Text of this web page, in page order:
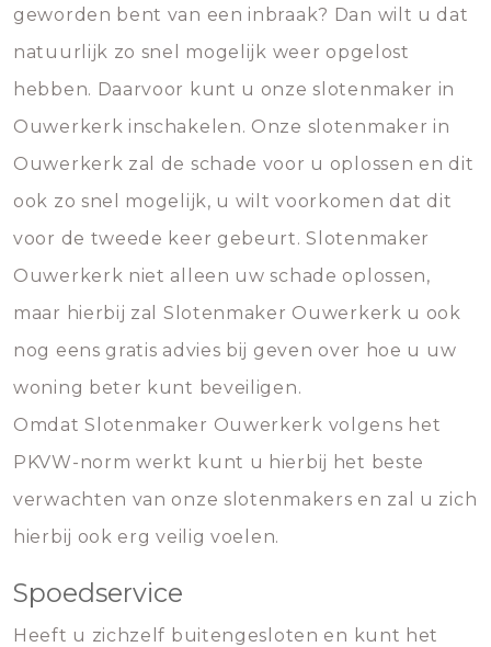
geworden bent van een inbraak? Dan wilt u dat
natuurlijk zo snel mogelijk weer opgelost
hebben. Daarvoor kunt u onze slotenmaker in
Ouwerkerk inschakelen. Onze slotenmaker in
Ouwerkerk zal de schade voor u oplossen en dit
ook zo snel mogelijk, u wilt voorkomen dat dit
voor de tweede keer gebeurt. Slotenmaker
Ouwerkerk niet alleen uw schade oplossen,
maar hierbij zal Slotenmaker Ouwerkerk u ook
nog eens gratis advies bij geven over hoe u uw
woning beter kunt beveiligen.
Omdat Slotenmaker Ouwerkerk volgens het
PKVW-norm werkt kunt u hierbij het beste
verwachten van onze slotenmakers en zal u zich
hierbij ook erg veilig voelen.
Spoedservice
Heeft u zichzelf buitengesloten en kunt het